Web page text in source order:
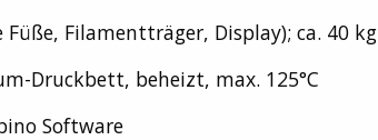
Füße, Filamentträger, Display); ca. 40 kg
Druckbett, beheizt, max. 125°C
Software